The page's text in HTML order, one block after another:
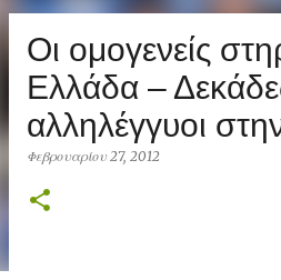
Οι ομογενείς
Ελλάδα –
αλληλέγγυοι
Φεβρουαρίου 27, 2012